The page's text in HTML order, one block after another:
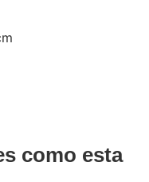
como esta